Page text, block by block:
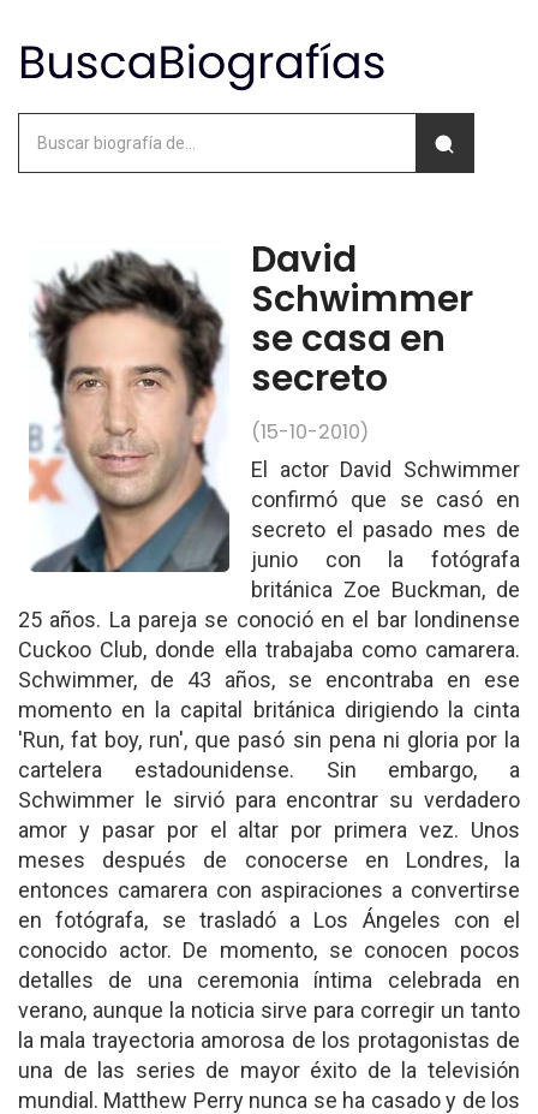
David
Schwimmer
se casa en
secreto
(15-10-2010)
El actor David Schwimmer
confirmó que se casó en
secreto el pasado mes de
junio con la fotógrafa
británica Zoe Buckman, de
25 años. La pareja se conoció en el bar londinense
Cuckoo Club, donde ella trabajaba como camarera.
Schwimmer, de 43 años, se encontraba en ese
momento en la capital británica dirigiendo la cinta
'Run, fat boy, run', que pasó sin pena ni gloria por la
cartelera estadounidense. Sin embargo, a
Schwimmer le sirvió para encontrar su verdadero
amor y pasar por el altar por primera vez. Unos
meses después de conocerse en Londres, la
entonces camarera con aspiraciones a convertirse
en fotógrafa, se trasladó a Los Ángeles con el
conocido actor. De momento, se conocen pocos
detalles de una ceremonia íntima celebrada en
verano, aunque la noticia sirve para corregir un tanto
la mala trayectoria amorosa de los protagonistas de
una de las series de mayor éxito de la televisión
mundial. Matthew Perry nunca se ha casado y de los